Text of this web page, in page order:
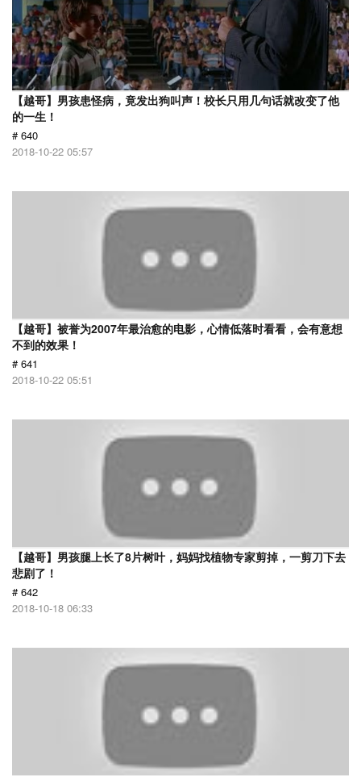
【越哥】男孩患怪病，竟发出狗叫声！校长只用几句话就改变了他
的一生！
# 640
2018-10-22 05:57
【越哥】被誉为2007年最治愈的电影，心情低落时看看，会有意想
不到的效果！
# 641
2018-10-22 05:51
【越哥】男孩腿上长了8片树叶，妈妈找植物专家剪掉，一剪刀下去
悲剧了！
# 642
2018-10-18 06:33